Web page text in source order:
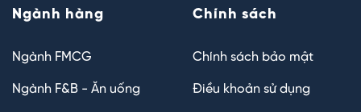
Ngành hàng
Ngành FMCG
Ngành F&B - Ăn uống
Chính sách
Chính sách bảo mật
Điều khoản sử dụng